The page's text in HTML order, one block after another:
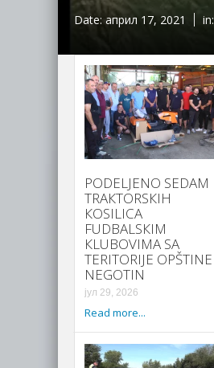
Date: април 17, 2021 in:
PODELJENO SEDAM
TRAКTORSКIH
КOSILICA
FUDBALSКIM
КLUBOVIMA SA
TERITORIJE OPŠTINE
NEGOTIN
јул 29, 2026
Read more...